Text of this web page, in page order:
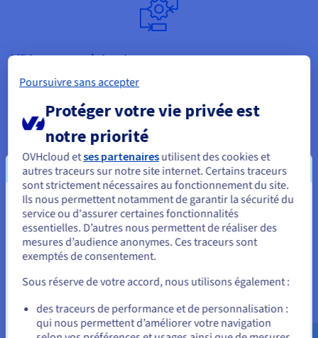
VDI non persistant
Imaginez un VDI non persistant comme un bureau "nouveau
une image de bureau propre et standardisée. Leurs
modifications, paramètres personnels et même fichiers
enregistrés localement ne sont pas conservés entre les
sessions. Lorsqu'ils se déconnectent, le bureau virtuel revient
à son état d'origine.
Cette approche est idéale pour les cas d'utilisation où les
utilisateurs ont besoin d'une expérience cohérente et
prévisible, ou lorsque la sécurité est primordiale. Les VDIs
non persistants sont plus faciles à gérer et nécessitent moins
d'espace, mais ils manquent de la personnalisation que les
utilisateurs pourraient attendre d'un ordinateur traditionnel.
Vous semblez être localisé en États-
Unis.
Pour commander, rendez-vous sur le site de votre pays (États-
Allez sur le site États-Unis
us.ovhcloud.com/learn Anglais USD - $
Poursuivre sans accepter
Protéger votre vie privée est
notre priorité
OVHcloud etses partenairesutilisent des cookies et
autres traceurs sur notre site internet. Certains traceurs
sont strictement nécessaires au fonctionnement du site.
Ils nous permettent notamment de garantir la sécurité du
service ou d'assurer certaines fonctionnalités
essentielles. D’autres nous permettent de réaliser des
mesures d’audience anonymes. Ces traceurs sont
exemptés de consentement.
Sous réserve de votre accord, nous utilisons également :
des traceurs de performance et de personnalisation :
qui nous permettent d’améliorer votre navigation